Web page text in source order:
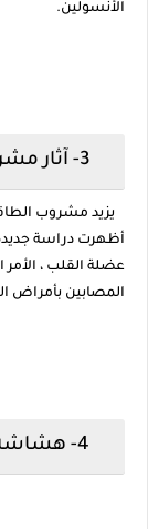
الأنسولين.
يزيد مشروب
أظهرت دراسة
عضلة القلب ،
المصابين بأمراض